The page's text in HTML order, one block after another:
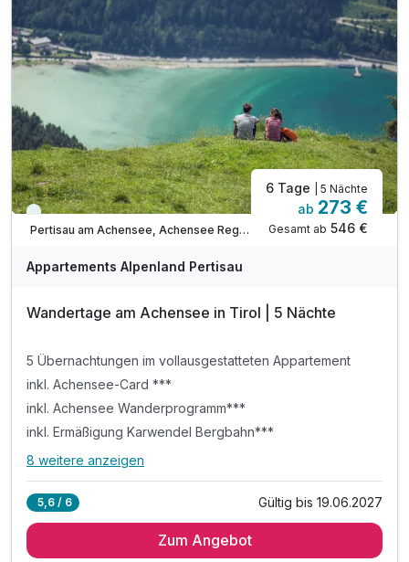
inkl. Achensee Wanderprogramm SOMMER***
inkl. Ermäßigung Achenseeschifffahrt SOMMER***
Tipp: Brötchenservice auf Bestellung
Tipp: Achensee wenige Minuten zu Fuß erreichbar
ACHTUNG: Endreinigung & OT nicht inkludiert**
ACHTUNG: Aufpreis 3te & 4te Person*
Viele Termine frei
Pertisau am Achensee, Achensee Region
6 Tage | 5 Nächte
ab 273 €
Gesamt ab 546 €
Appartements Alpenland Pertisau
Wandertage am Achensee in Tirol | 5 Nächte
5 Übernachtungen im vollausgestatteten Appartement
inkl. Achensee-Card ***
inkl. Achensee Wanderprogramm***
inkl. Ermäßigung Karwendel Bergbahn***
Alle Inklusivleistungen
inkl. Achensee-Card ***
8 weitere anzeigen
5,6 / 6 Gültig bis 19.06.2027
Zum Angebot